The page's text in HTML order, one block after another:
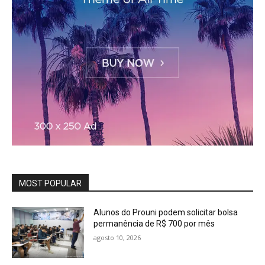
MOST POPULAR
Alunos do Prouni podem solicitar bolsa
permanência de R$ 700 por mês
agosto 10, 2026